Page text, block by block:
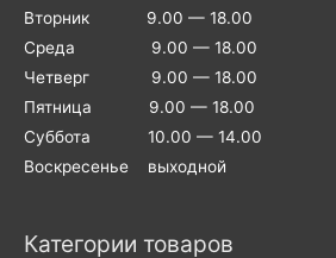
Вторник 9.00 — 18.00
Среда 9.00 — 18.00
Четверг 9.00 — 18.00
Пятница 9.00 — 18.00
Суббота 10.00 — 14.00
Воскресенье выходной
Категории товаров